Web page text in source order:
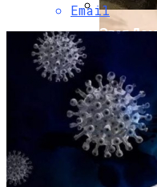
Этот
Евро.
Email